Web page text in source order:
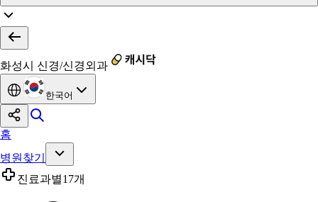
화성시 신경/신경외과
한국어
홈
병원찾기
진료과별17개